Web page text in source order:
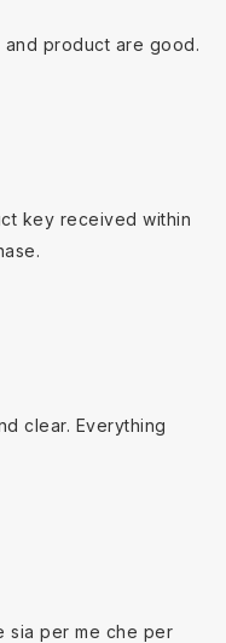
and product are good.
key received within
clear. Everything
sia per me che per